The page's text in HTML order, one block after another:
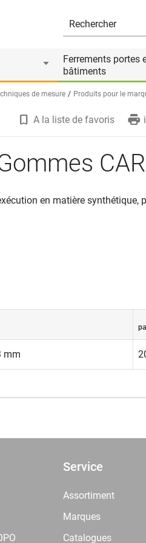
Ferrements portes
bâtiments
de mesure Produits pour le
A la liste de favoris
en matière synthétique,
mm
Service
Assortiment
Marques
Catalogues